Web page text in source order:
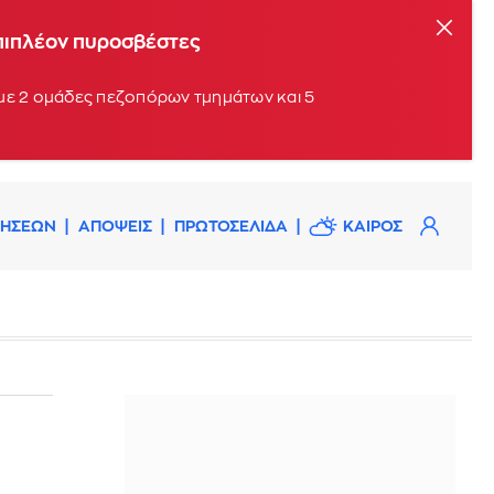
πυροσβέστες
2 ομάδες πεζοπόρων τμημάτων και 5
ΑΠΟΨΕΙΣ ΠΡΩΤΟΣΕΛΙΔΑ ΚΑΙΡΟΣ